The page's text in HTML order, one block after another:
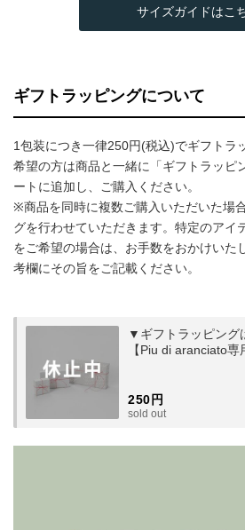
サイズガイドはこ
ギフトラッピングについて
1包装につき一律250円(税込)でギフトラ
希望の方は商品と一緒に「ギフトラッピ
ートに追加し、ご購入ください。
※商品を同時に複数ご購入いただいた場
グを行わせていただきます。特定のアイ
をご希望の場合は、お手数をおかけいた
考欄にその旨をご記載ください。
▼ギフトラッピング
【Piu di aranciato
250円
sold out